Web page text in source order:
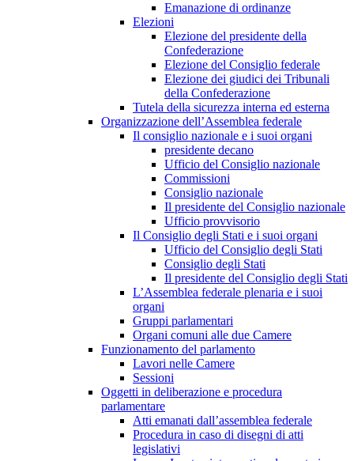
Emanazione di ordinanze
Elezioni
Elezione del presidente della
Confederazione
Elezione del Consiglio federale
Elezione dei giudici dei Tribunali
della Confederazione
Tutela della sicurezza interna ed esterna
Organizzazione dell’Assemblea federale
Il consiglio nazionale e i suoi organi
presidente decano
Ufficio del Consiglio nazionale
Commissioni
Consiglio nazionale
Il presidente del Consiglio nazionale
Ufficio provvisorio
Il Consiglio degli Stati e i suoi organi
Ufficio del Consiglio degli Stati
Consiglio degli Stati
Il presidente del Consiglio degli Stati
L’Assemblea federale plenaria e i suoi
organi
Gruppi parlamentari
Organi comuni alle due Camere
Funzionamento del parlamento
Lavori nelle Camere
Sessioni
Oggetti in deliberazione e procedura
parlamentare
Atti emanati dall’assemblea federale
Procedura in caso di disegni di atti
legislativi